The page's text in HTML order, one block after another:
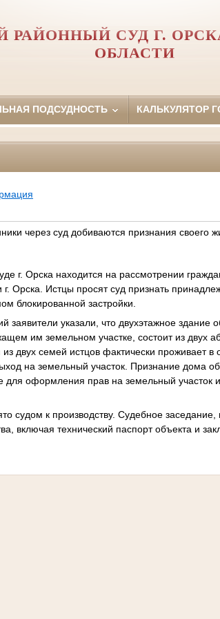
РАЙОННЫЙ СУД Г.
ОБЛАСТИ
ПОДСУДНОСТЬ КАЛЬКУЛЯТОР
через суд добиваются признания своего
г. Орска находится на рассмотрении
Орска. Истцы просят суд признать
блокированной застройки.
заявители указали, что двухэтажное
им земельном участке, состоит из двух
двух семей истцов фактически проживает в
на земельный участок. Признание дома
для оформления прав на земельный участок
судом к производству. Судебное заседание,
включая технический паспорт объекта и